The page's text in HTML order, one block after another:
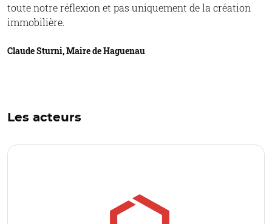
toute notre réflexion et pas uniquement de la création
immobilière.
Claude Sturni, Maire de Haguenau
Les acteurs